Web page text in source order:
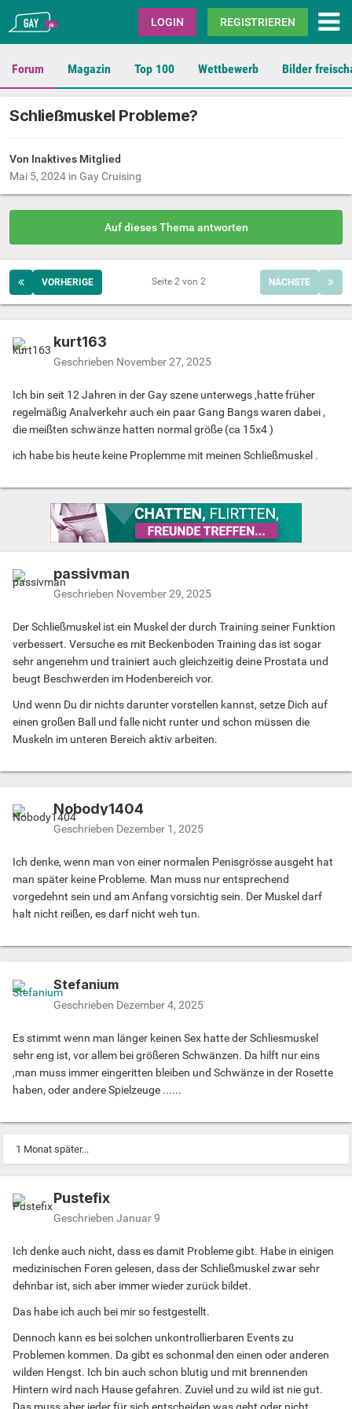
Gay.de LOGIN REGISTRIEREN
Forum Magazin Top 100 Wettbewerb Bilder
Schließmuskel Probleme?
Von Inaktives Mitglied
Mai 5, 2024 in Gay Cruising
Auf dieses Thema antworten
VORHERIGE NÄCHSTE
Seite 2 von 2
kurt163
Geschrieben November 27, 2025
Ich bin seit 12 Jahren in der Gay szene unterwegs ,hatte früher
regelmäßig Analverkehr auch ein paar Gang Bangs waren dabei ,
die meißten schwänze hatten normal größe (ca 15x4 )
ich habe bis heute keine Proplemme mit meinen Schließmuskel .
passivman
Geschrieben November 29, 2025
Der Schließmuskel ist ein Muskel der durch Training seiner Funktion
verbessert. Versuche es mit Beckenboden Training das ist sogar
sehr angenehm und trainiert auch gleichzeitig deine Prostata und
beugt Beschwerden im Hodenbereich vor.
Und wenn Du dir nichts darunter vorstellen kannst, setze Dich auf
einen großen Ball und falle nicht runter und schon müssen die
Muskeln im unteren Bereich aktiv arbeiten.
Nobody1404
Geschrieben Dezember 1, 2025
Ich denke, wenn man von einer normalen Penisgrösse ausgeht hat
man später keine Probleme. Man muss nur entsprechend
vorgedehnt sein und am Anfang vorsichtig sein. Der Muskel darf
halt nicht reißen, es darf nicht weh tun.
Stefanium
Geschrieben Dezember 4, 2025
Es stimmt wenn man länger keinen Sex hatte der Schliesmuskel
sehr eng ist, vor allem bei größeren Schwänzen. Da hilft nur eins
,man muss immer eingeritten bleiben und Schwänze in der Rosette
haben, oder andere Spielzeuge ......
1 Monat später...
Pustefix
Geschrieben Januar 9
Ich denke auch nicht, dass es damit Probleme gibt. Habe in einigen
medizinischen Foren gelesen, dass der Schließmuskel zwar sehr
dehnbar ist, sich aber immer wieder zurück bildet.
Das habe ich auch bei mir so festgestellt.
Dennoch kann es bei solchen unkontrollierbaren Events zu
Problemen kommen. Da gibt es schonmal den einen oder anderen
wilden Hengst. Ich bin auch schon blutig und mit brennenden
Hintern wird nach Hause gefahren. Zuviel und zu wild ist nie gut.